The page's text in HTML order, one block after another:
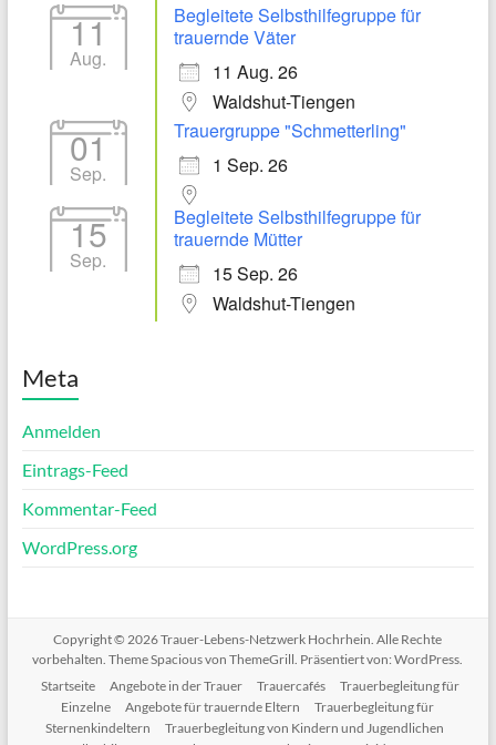
11
Aug.
Begleitete Selbsthilfegruppe für
trauernde Väter
11 Aug. 26
Waldshut-Tiengen
01
Sep.
Trauergruppe "Schmetterling"
1 Sep. 26
15
Sep.
Begleitete Selbsthilfegruppe für
trauernde Mütter
15 Sep. 26
Waldshut-Tiengen
Meta
Anmelden
Eintrags-Feed
Kommentar-Feed
WordPress.org
Copyright © 2026Trauer-Lebens-Netzwerk Hochrhein . Alle Rechte
vorbehalten. ThemeSpaciousvon ThemeGrill. Präsentiert von:WordPress
Startseite
Angebote in der Trauer Trauercafés
Trauerbegleitung für
Einzelne
Angebote für trauernde Eltern
Trauerbegleitung für
Sternenkindeltern
Trauerbegleitung von Kindern und Jugendlichen